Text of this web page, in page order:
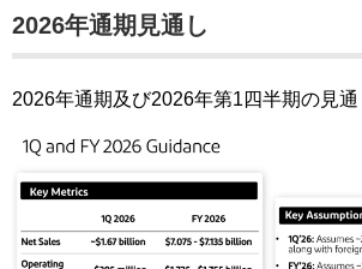
2026年通期見通し
2026年通期及び2026年第1四半期の見通